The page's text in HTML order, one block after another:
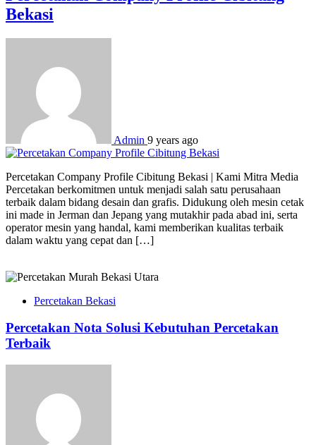
Bekasi
Admin 9 years ago
Percetakan Company Profile Cibitung Bekasi | Kami Mitra Media
Percetakan berkomitmen untuk menjadi salah satu perusahaan
terbaik dalam bidang desain dan grafis. Didukung oleh mesin cetak
ini made in Jerman dan Jepang yang mutakhir pada abad ini, serta
operator mesin yang handal, kami memberikan kualitas terbaik
dalam waktu yang cepat dan […]
Percetakan Bekasi
Percetakan Nota Solusi Kebutuhan Percetakan
Terbaik